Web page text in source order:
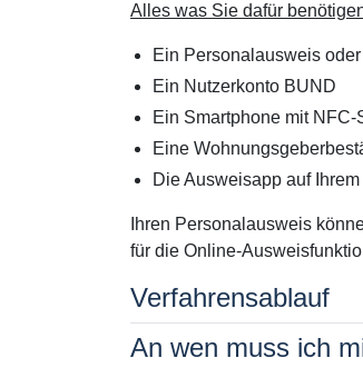
Alles was Sie dafür
Ein Personalausweis
Ein Nutzerkonto BUND
Ein Smartphone mit
Eine
Die Ausweisapp auf
Ihren Personalausweis
für die Online-
Verfahrensablauf
An wen muss ich